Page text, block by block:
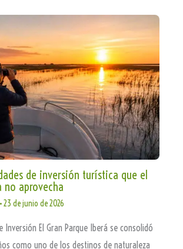
de inversión turística que el
no aprovecha
•23 de junio de 2026
Inversión El Gran Parque Iberá se consolidó
como uno de los destinos de naturaleza